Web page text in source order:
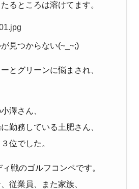
るところは溶けてます。
見つからない(~_~;)
とグリーンに悩まされ、
澤さん、
勤務している土肥さん、
位でした。
戦のゴルフコンペです。
従業員、また家族、